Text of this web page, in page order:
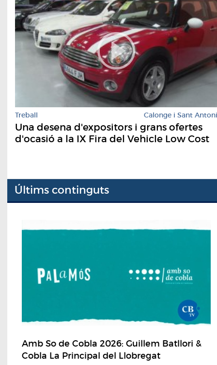
Treball Calonge i Sant Antoni
Una desena d'expositors i grans ofertes
d'ocasió a la IX Fira del Vehicle Low Cost
Últims continguts
Amb So de Cobla 2026: Guillem Batllori &
Cobla La Principal del Llobregat